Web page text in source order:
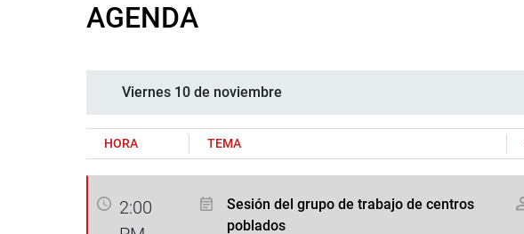
AGENDA
Viernes 10 de noviembre
HORA TEMA
2:00
Sesión del grupo de trabajo de centros
poblados